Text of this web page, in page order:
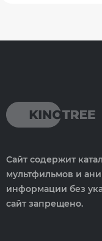
Сайт содержит
мультфильмов и
информации без
сайт запрещено.